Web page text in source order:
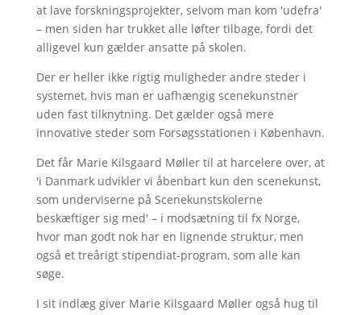
at lave forskningsprojekter, selvom man kom 'udefra'
– men siden har trukket alle løfter tilbage, fordi det
alligevel kun gælder ansatte på skolen.
Der er heller ikke rigtig muligheder andre steder i
systemet, hvis man er uafhængig scenekunstner
uden fast tilknytning. Det gælder også mere
innovative steder som Forsøgsstationen i København.
Det får Marie Kilsgaard Møller til at harcelere over, at
'i Danmark udvikler vi åbenbart kun den scenekunst,
som underviserne på Scenekunstskolerne
beskæftiger sig med' – i modsætning til fx Norge,
hvor man godt nok har en lignende struktur, men
også et treårigt stipendiat-program, som alle kan
søge.
I sit indlæg giver Marie Kilsgaard Møller også hug til